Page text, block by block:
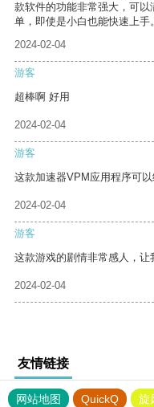
款软件的功能非常强大，可
单，即使是小白也能快速上手。
2024-02-04
游客
超棒啊 好用
2024-02-04
游客
这款加速器VPM应用程序可
2024-02-04
游客
这款游戏的剧情非常感人，让
2024-02-04
友情链接
网站地图 QuickQ 旋